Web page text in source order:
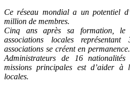
Ce réseau mondial a un potentiel
million de membres.
Cinq ans après sa formation,
associations locales
associations se créent en
Administrateurs de 16
missions principales est d’aider à
locales.